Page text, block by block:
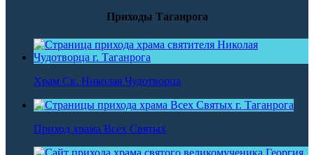
Приходы Таганрога
Храм Св. Николая Чудотворца
Приход храма Всех Святых